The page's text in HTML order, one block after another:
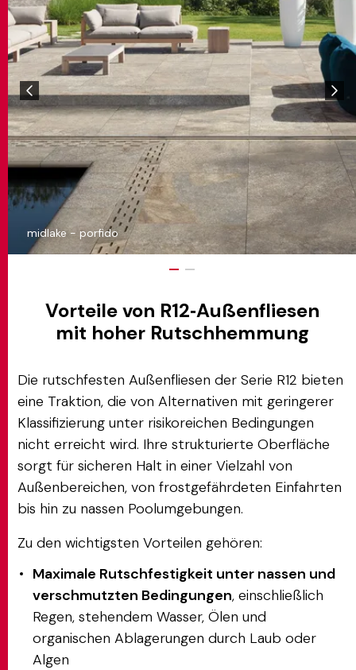
midlake - porfido
Vorteile von R12‑Außenfliesen
mit hoher Rutschhemmung
Die rutschfesten Außenfliesen der Serie R12 bieten
eine Traktion, die von Alternativen mit geringerer
Klassifizierung unter risikoreichen Bedingungen
nicht erreicht wird. Ihre strukturierte Oberfläche
sorgt für sicheren Halt in einer Vielzahl von
Außenbereichen, von frostgefährdeten Einfahrten
bis hin zu nassen Poolumgebungen.
Zu den wichtigsten Vorteilen gehören:
Maximale Rutschfestigkeit unter nassen und
verschmutzten Bedingungen, einschließlich
Regen, stehendem Wasser, Ölen und
organischen Ablagerungen durch Laub oder
Algen